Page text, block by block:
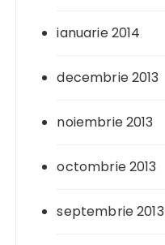
ianuarie 2014
decembrie 2013
noiembrie 2013
octombrie 2013
septembrie 2013